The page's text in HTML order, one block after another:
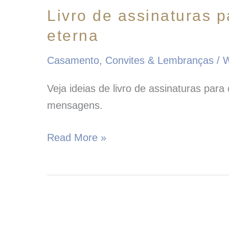
Livro de assinaturas
eterna
Casamento, Convites & Lembranças /
Veja ideias de livro de assinaturas
mensagens.
Read More »